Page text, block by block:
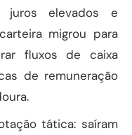
juros elevados e
migrou para
fluxos de caixa
de remuneração
tática: saíram